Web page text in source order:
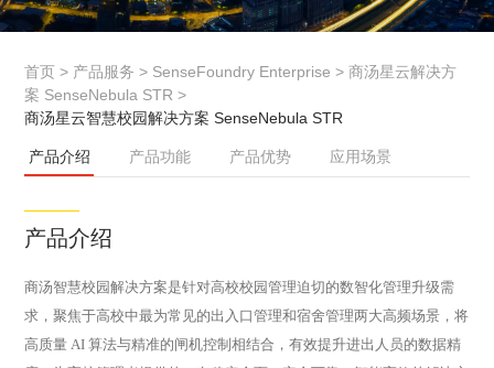
首页 > 产品服务 > SenseFoundry Enterprise >商汤星云解决方
案 SenseNebula STR >
商汤星云智慧校园解决方案 SenseNebula STR
产品介绍 产品功能 产品优势 应用场景
产品介绍
商汤智慧校园解决方案是针对高校校园管理迫切的数智化管理升级需
求，聚焦于高校中最为常见的出入口管理和宿舍管理两大高频场景，将
高质量 AI 算法与精准的闸机控制相结合，有效提升进出人员的数据精